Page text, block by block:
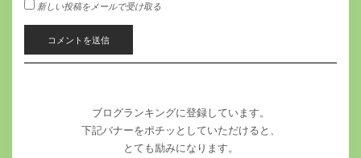
新しい投稿をメールで受け取る
ブログランキングに登録しています。
下記バナーをポチッとしていただけると、
とても励みになります。